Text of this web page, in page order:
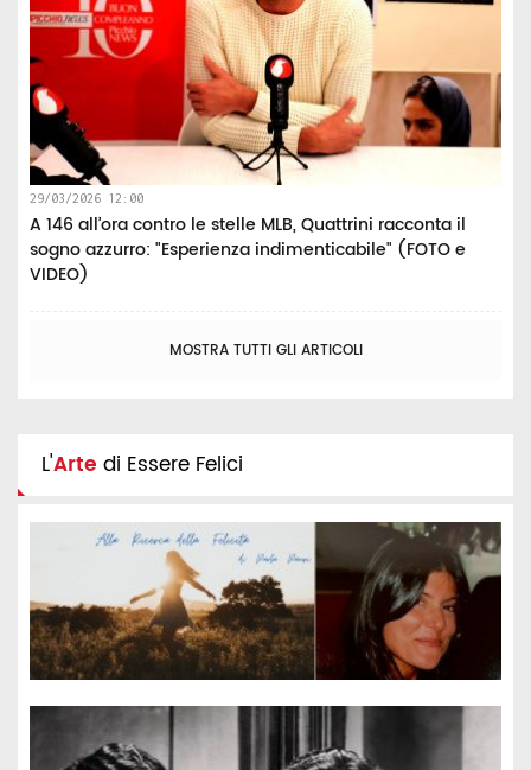
29/03/2026 12:00
A 146 all’ora contro le stelle MLB, Quattrini racconta il
sogno azzurro: "Esperienza indimenticabile" (FOTO e
VIDEO)
MOSTRA TUTTI GLI ARTICOLI
L'Arte di Essere Felici